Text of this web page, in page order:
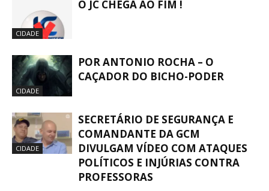
CIDADE
O JC CHEGA AO FIM !
CIDADE
POR ANTONIO ROCHA – O
CAÇADOR DO BICHO-PODER
CIDADE
SECRETÁRIO DE SEGURANÇA E
COMANDANTE DA GCM
DIVULGAM VÍDEO COM ATAQUES
POLÍTICOS E INJÚRIAS CONTRA
PROFESSORAS